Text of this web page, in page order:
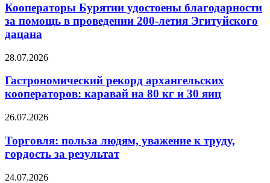
Кооператоры Бурятии удостоены благодарности
за помощь в проведении 200-летия Эгитуйского
дацана
28.07.2026
Гастрономический рекорд архангельских
кооператоров: каравай на 80 кг и 30 яиц
26.07.2026
Торговля: польза людям, уважение к труду,
гордость за результат
24.07.2026